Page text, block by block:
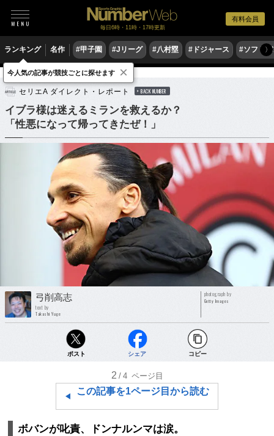
有料会員
毎日6時・11時・17時更新
ランキング 名作 #甲子園 #Jリーグ #八村塁 #ドジャース #ソフト〉
サッカー 海外サッカー セリエA
セリエA ダイレクト・レポート BACK NUMBER
イブラ様は迷えるミランを救えるか？
「性悪になって帰ってきたぜ！」
弓削高志
text by
Takashi Yuge
photograph by
Getty Images
ポスト シェア コピー
2 /4 ページ目
この記事を1ページ目から読む
ボバンが叱責、ドンナルンマは涙。
今人気の記事が競技ごとに探せます ×